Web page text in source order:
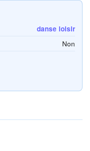
danse loisir
Non